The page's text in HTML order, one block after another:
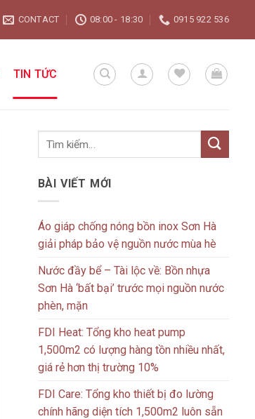
CONTACT 08:00 - 18:30 0915 922 536
TIN TỨC
BÀI VIẾT MỚI
Áo giáp chống nóng bồn inox Sơn Hà
giải pháp bảo vệ nguồn nước mùa hè
Nước đầy bể – Tài lộc về: Bồn nhựa
Sơn Hà ‘bất bại’ trước mọi nguồn nước
phèn, mặn
FDI Heat: Tổng kho heat pump
1,500m2 có lượng hàng tồn nhiều nhất,
giá rẻ hơn thị trường 10%
FDI Care: Tổng kho thiết bị đo lường
chính hãng diện tích 1,500m2 luôn sẵn